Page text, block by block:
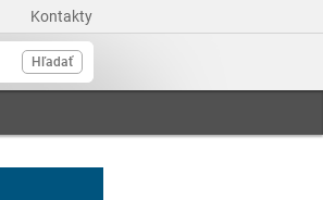
Kontakty
Hľadať